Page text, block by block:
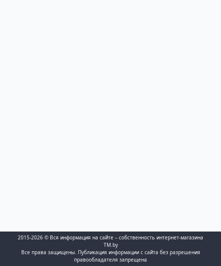
2015-2026 © Вся информация на сайте – собственность интернет-магазина
TM.by
Все права защищены. Публикация информации с сайта без разрешения
правообладателя запрещена